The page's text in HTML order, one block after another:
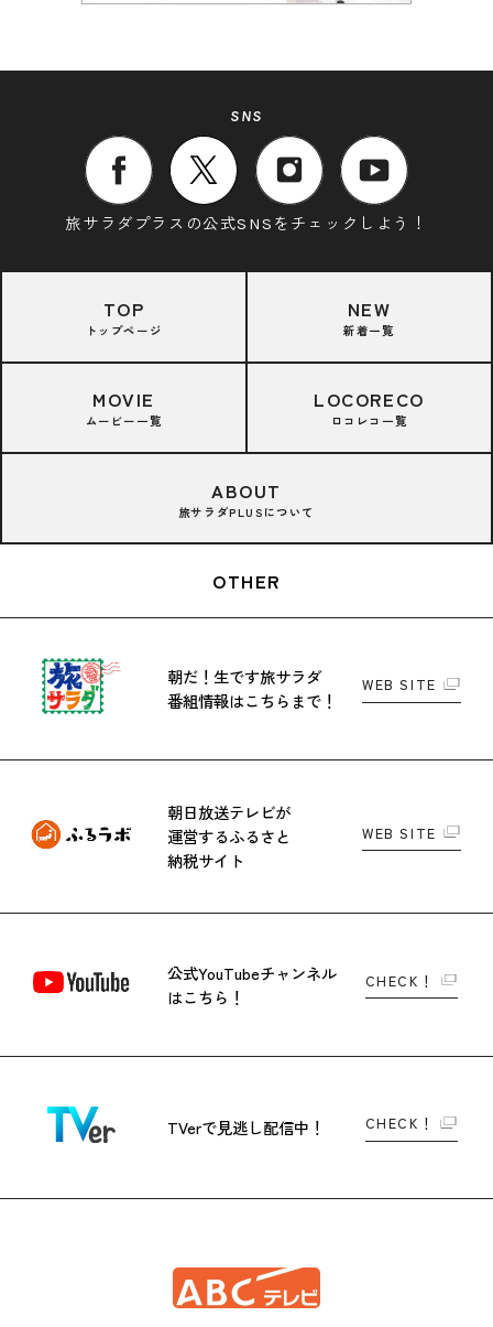
SNS
旅サラダプラスの公式SNSをチェックしよう！
TOP
トップページ
NEW
新着一覧
MOVIE
ムービー一覧
LOCORECO
ロコレコ一覧
ABOUT
旅サラダPLUSについて
OTHER
朝だ！生です旅サラダ
番組情報はこちらまで！
WEB SITE
朝日放送テレビが
運営するふるさと
納税サイト
WEB SITE
公式YouTubeチャンネル
はこちら！
CHECK！
TVerで見逃し配信中！ CHECK！